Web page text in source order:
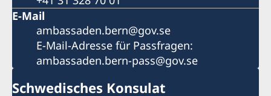
E-Mail
ambassaden.bern@gov.se
E-Mail-Adresse für Passfragen:
ambassaden.bern-pass@gov.se
Schwedisches Konsulat